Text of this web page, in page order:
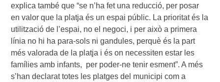
explica també que “se n’ha fet una reducció, per posar
en valor que la platja és un espai públic. La prioritat és la
utilització de l’espai, no el negoci, i per això a primera
línia no hi ha para-sols ni gandules, perquè és la part
més valorada de la platja i és on necessiten estar les
famílies amb infants, per poder-ne tenir esment”. A més
s’han declarat totes les platges del municipi com a